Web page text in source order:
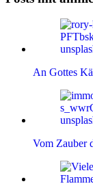
An Gottes
Vom Zauber